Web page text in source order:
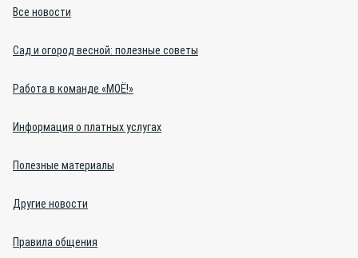
Все новости
Сад и огород весной: полезные советы
Работа в команде «МОЁ!»
Информация о платных услугах
Полезные материалы
Другие новости
Правила общения